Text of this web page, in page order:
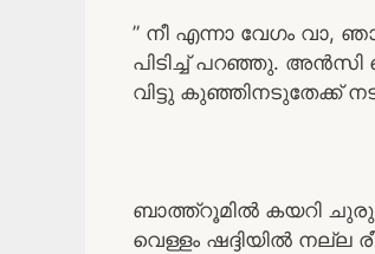
” നീ എന്നാ വേഗം വാ,
പിടിച്ച് പറഞ്ഞു. അൻസി
വിട്ടു കുഞ്ഞിനടുതേക്ക്
ബാത്ത്റൂമിൽ കയറി
വെള്ളം ഷദ്ദിയിൽ നല്ല